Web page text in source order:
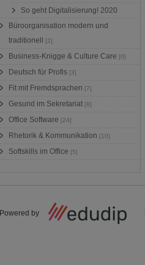
So geht Digitalisierung! 2020
Büroorganisation modern und
traditionell
[2]
Business-Knigge & Culture Care [0]
Deutsch für Profis [3]
Fit mit Fremdsprachen [7]
Gesund im Sekretariat [8]
Office Software [24]
Rhetorik & Kommunikation [10]
Softskills im Office [5]
Powered by